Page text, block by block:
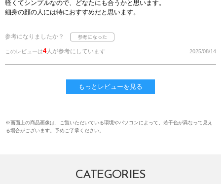
軽くてシンプルなので、どなたにも合うかと思います。
細身の顔の人には特におすすめだと思います。
参考になりましたか？
このレビューは4人が参考にしています 2025/08/14
もっとレビューを見る
※画面上の商品画像は、ご覧いただいている環境やパソコンによって、若干色が異なって見え
る場合がございます。予めご了承ください。
CATEGORIES